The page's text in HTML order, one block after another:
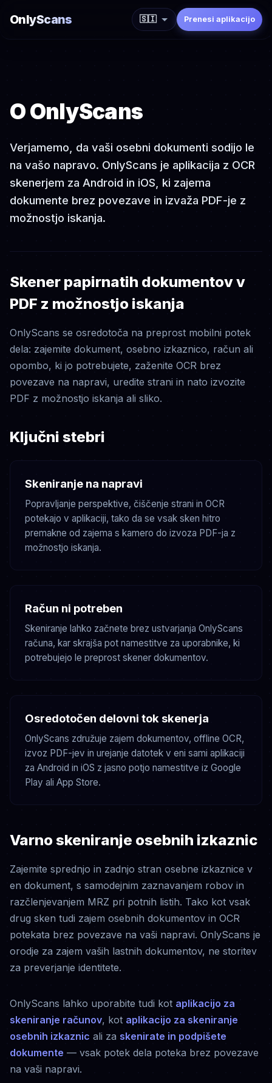
OnlyScans 🇸🇮 Prenesi aplikacijo
O OnlyScans
Verjamemo, da vaši osebni dokumenti sodijo le
na vašo napravo. OnlyScans je aplikacija z OCR
skenerjem za Android in iOS, ki zajema
dokumente brez povezave in izvaža PDF-je z
možnostjo iskanja.
Skener papirnatih dokumentov v
PDF z možnostjo iskanja
OnlyScans se osredotoča na preprost mobilni potek
dela: zajemite dokument, osebno izkaznico, račun ali
opombo, ki jo potrebujete, zaženite OCR brez
povezave na napravi, uredite strani in nato izvozite
PDF z možnostjo iskanja ali sliko.
Ključni stebri
Skeniranje na napravi
Popravljanje perspektive, čiščenje strani in OCR
potekajo v aplikaciji, tako da se vsak sken hitro
premakne od zajema s kamero do izvoza PDF-ja z
možnostjo iskanja.
Račun ni potreben
Skeniranje lahko začnete brez ustvarjanja OnlyScans
računa, kar skrajša pot namestitve za uporabnike, ki
potrebujejo le preprost skener dokumentov.
Osredotočen delovni tok skenerja
OnlyScans združuje zajem dokumentov, offline OCR,
izvoz PDF-jev in urejanje datotek v eni sami aplikaciji
za Android in iOS z jasno potjo namestitve iz Google
Play ali App Store.
Varno skeniranje osebnih izkaznic
Zajemite sprednjo in zadnjo stran osebne izkaznice v
en dokument, s samodejnim zaznavanjem robov in
razčlenjevanjem MRZ pri potnih listih. Tako kot vsak
drug sken tudi zajem osebnih dokumentov in OCR
potekata brez povezave na vaši napravi. OnlyScans je
orodje za zajem vaših lastnih dokumentov, ne storitev
za preverjanje identitete.
OnlyScans lahko uporabite tudi kot aplikacijo za
skeniranje računov, kot aplikacijo za skeniranje
osebnih izkaznic ali za skenirate in podpišete
dokumente — vsak potek dela poteka brez povezave
na vaši napravi.